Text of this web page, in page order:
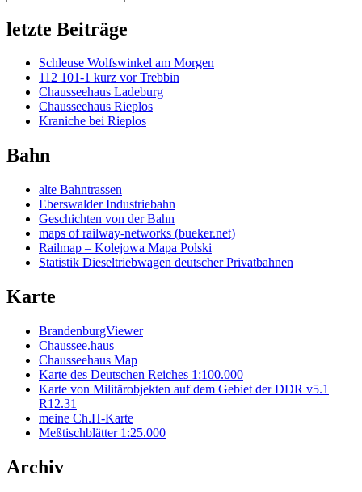
letzte Beiträge
Schleuse Wolfswinkel am Morgen
112 101-1 kurz vor Trebbin
Chausseehaus Ladeburg
Chausseehaus Rieplos
Kraniche bei Rieplos
Bahn
alte Bahntrassen
Eberswalder Industriebahn
Geschichten von der Bahn
maps of railway-networks (bueker.net)
Railmap – Kolejowa Mapa Polski
Statistik Dieseltriebwagen deutscher Privatbahnen
Karte
BrandenburgViewer
Chaussee.haus
Chausseehaus Map
Karte des Deutschen Reiches 1:100.000
Karte von Militärobjekten auf dem Gebiet der DDR v5.1
R12.31
meine Ch.H-Karte
Meßtischblätter 1:25.000
Archiv